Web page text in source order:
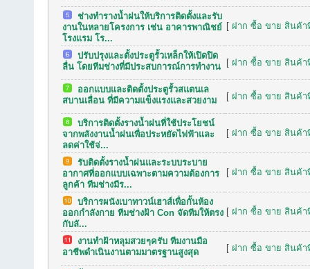
ช่างทำรางน้ำฝนให้บริการติดตั้งและรับ
งานในหลายโครงการ เช่น อาคารพาณิชย์
โรงแรม โร...
[ ฝาก ซื้อ ขาย สินค้า
ปรับปรุงและตั้งประตูรั้วเหล็กให้เปิดปิด
ลื่น โดยทีมช่างที่มีประสบการณ์การทำงาน
[ ฝาก ซื้อ ขาย สินค้า
ออกแบบและติดตั้งประตูรั้วสแตนเล
สบานเลื่อน ที่มีความแข็งแรงและสวยงาม
[ ฝาก ซื้อ ขาย สินค้า
บริการติดตั้งรางน้ำฝนที่ใช้ประโยชน์
จากพลังงานน้ำฝนเพื่อประหยัดไฟฟ้าและ
ลดค่าใช้จ่...
[ ฝาก ซื้อ ขาย สินค้า
รับติดตั้งรางน้ำฝนและระบบระบาย
อากาศที่ออกแบบเฉพาะตามความต้องการ
ลูกค้า ทีมช่างมีร...
[ ฝาก ซื้อ ขาย สินค้า
บริการผนังเบาทาวน์เฮาส์เพื่อกั้นห้อง
ออกกำลังกาย ทีมช่างฝ้า Con จัดทีมให้ตรง
กับลั...
[ ฝาก ซื้อ ขาย สินค้า
งานทำฝ้าหลุมสวยๆครับ ทีมงานมือ
อาชีพดำเนินงานตามมาตรฐานสูงสุด
[ ฝาก ซื้อ ขาย สินค้า